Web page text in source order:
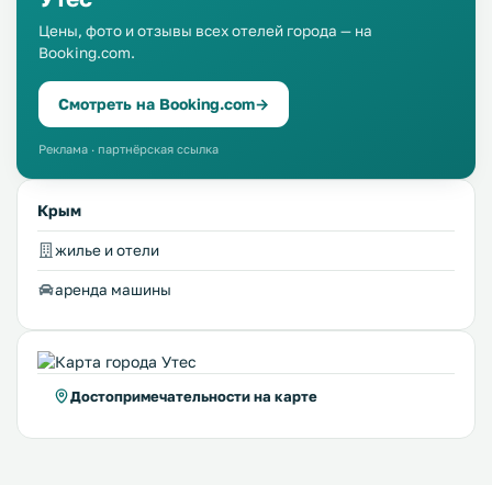
Цены, фото и отзывы всех отелей города — на
Booking.com.
Смотреть на Booking.com→
Реклама · партнёрская ссылка
Крым
жилье и отели
аренда машины
Достопримечательности на карте